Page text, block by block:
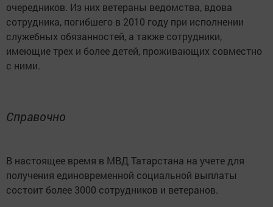
очередников. Из них ветераны ведомства, вдова
сотрудника, погибшего в 2010 году при исполнении
служебных обязанностей, а также сотрудники,
имеющие трех и более детей, проживающих совместно
с ними.
Справочно
В настоящее время в МВД Татарстана на учете для
получения единовременной социальной выплаты
состоит более 3000 сотрудников и ветеранов.